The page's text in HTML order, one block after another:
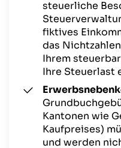
steuerliche
fiktives
das
Ihrem
Ihre Steuerlast
Kantonen wie
Kaufpreises)
und werden